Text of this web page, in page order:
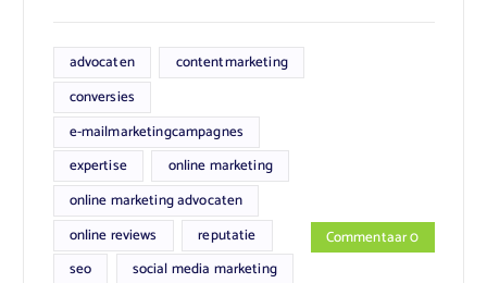
advocaten
contentmarketing
conversies
e-mailmarketingcampagnes
expertise
online marketing
online marketing advocaten
online reviews
reputatie
seo
social media marketing
Commentaar 0